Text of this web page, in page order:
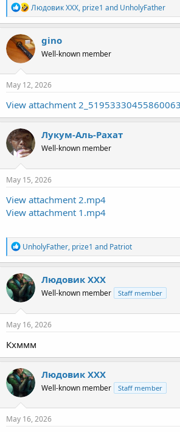
R
e
a
c
t
i
n
Людовик ХХХ, prize1 and UnholyFather
gino
Well-known member
May 12, 2026
View attachment
Лукум-Аль-Рахат
Well-known member
May 15, 2026
View attachment 2.mp4
View attachment 1.mp4
R
e
a
c
t
i
o
n
s
UnholyFather, prize1 and Patriot
Людовик ХХХ
Well-known member Staff member
May 16, 2026
Кхммм
Людовик ХХХ
Well-known member Staff member
May 16, 2026